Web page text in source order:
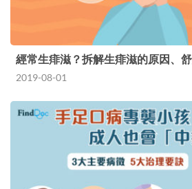
經常生痱滋？拆解生痱滋的原因、舒
2019-08-01